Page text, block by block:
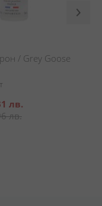
/ Grey Goose
лв.
лв.